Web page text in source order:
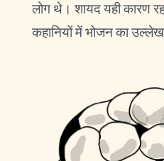
लोग थे। शायद यही कारण
कहानियों में भोजन का उल्लेख